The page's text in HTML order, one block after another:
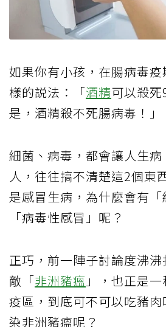
如果你有小孩，在腸病毒
樣的説法：「酒精可以殺
是，酒精殺不死腸病毒！」
細菌、病毒，都會讓人生
人，往往搞不清楚這2個東
是感冒生病，為什麼會有
「病毒性感冒」呢？
正巧，前一陣子討論度沸
敵「非洲豬瘟 」，也正是
疫區，到底可不可以吃豬
染非洲豬瘟呢？